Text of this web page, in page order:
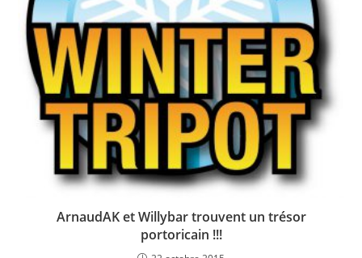
ArnaudAK et Willybar trouvent un trésor
portoricain !!!